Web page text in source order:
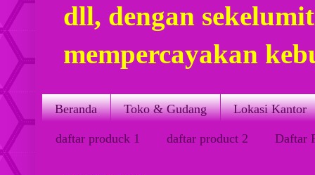
dll, dengan
mempercayakan
Beranda Toko & Gudang Lokasi Kantor
daftar produck 1 daftar product 2 Daftar